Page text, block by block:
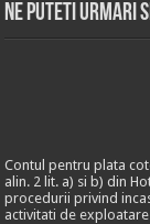
Ne puteti urmari
Contul pentru plata
alin. 2 lit. a) si b) din
procedurii privind
activitati de